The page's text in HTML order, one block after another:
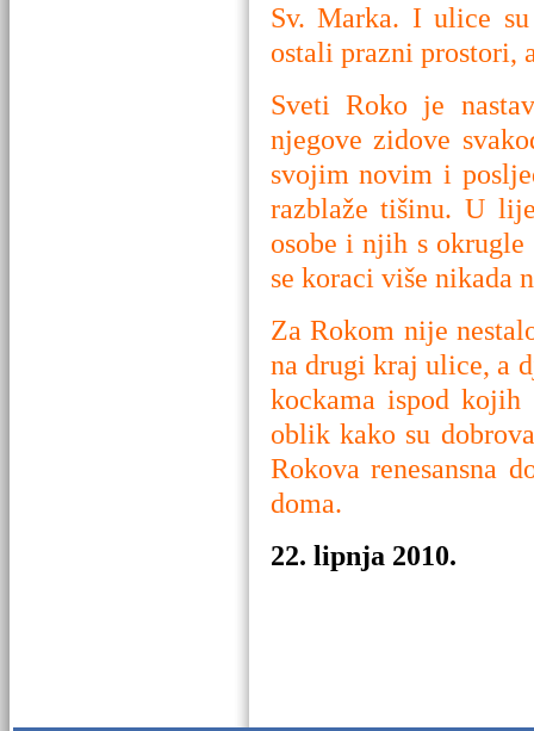
Sv. Marka. I ulice
ostali prazni prostori,
Sveti Roko je
njegove zidove
svojim novim i
razblaže tišinu. U
osobe i njih s
se koraci više nikada
Za Rokom nije
na drugi kraj ulice, a
kockama ispod
oblik kako su
Rokova renesansna
doma.
22. lipnja 2010.